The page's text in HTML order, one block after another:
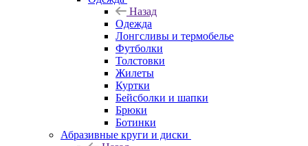
Назад
Одежда
Лонгсливы и термобелье
Футболки
Толстовки
Жилеты
Куртки
Бейсболки и шапки
Брюки
Ботинки
Абразивные круги и диски